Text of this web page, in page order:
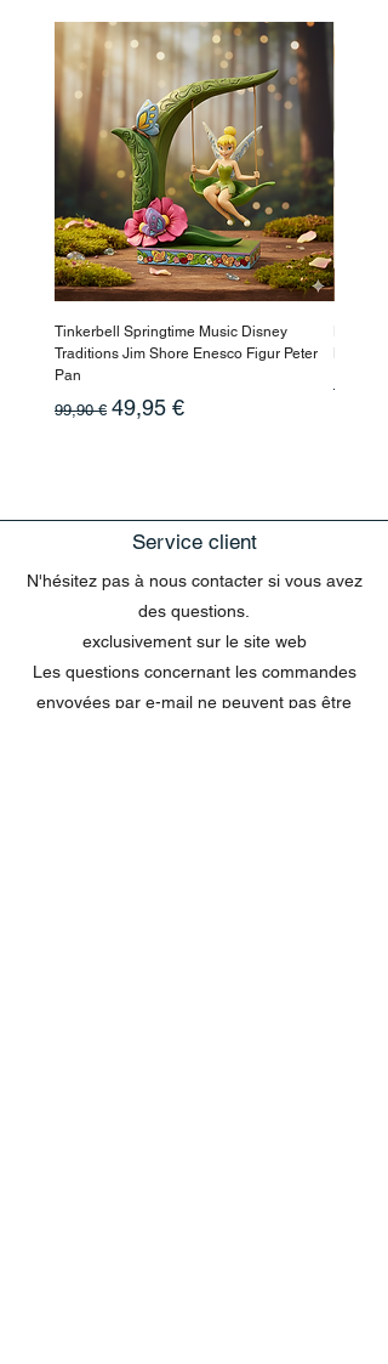
Tinkerbell Springtime Music Disney
Traditions Jim Shore Enesco Figur Peter
Pan
Prix original
99,90 € Prix promotionnel
49,95 €
Prix
10,90 €
Service client
N'hésitez pas à nous contacter si vous avez
des questions.
exclusivement sur le site web
Les questions concernant les commandes
envoyées par e-mail ne peuvent pas être